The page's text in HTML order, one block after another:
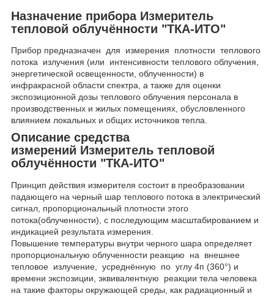
Назначение прибора Измеритель
тепловой облучённости "ТКА-ИТО"
Прибор предназначен для измерения плотности теплового
потока излучения (или интенсивности теплового облучения,
энергетической освещенности, облученности) в
инфракрасной области спектра, а также для оценки
экспозиционной дозы теплового облучения персонала в
производственных и жилых помещениях, обусловленного
влиянием локальных и общих источников тепла.
Описание средства
измерений Измеритель тепловой
облучённости "ТКА-ИТО"
Принцип действия измерителя состоит в преобразовании
падающего на черный шар теплового потока в электрический
сигнал, пропорциональный плотности этого
потока(облученности), с последующим масштабированием и
индикацией результата измерения.
Повышение температуры внутри черного шара определяет
пропорциональную облученности реакцию на внешнее
тепловое излучение, усреднённую по углу 4п (360°) и
времени экспозиции, эквивалентную реакции тела человека
на такие факторы окружающей среды, как радиационный и